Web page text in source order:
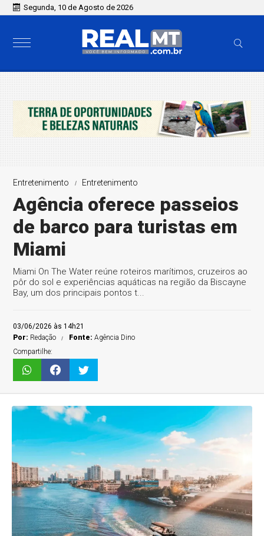
Segunda, 10 de Agosto de 2026
Entretenimento Entretenimento
Agência oferece passeios
de barco para turistas em
Miami
Miami On The Water reúne roteiros marítimos, cruzeiros ao
pôr do sol e experiências aquáticas na região da Biscayne
Bay, um dos principais pontos t...
03/06/2026 às 14h21
Por: Redação Fonte:Agência Dino
Compartilhe: